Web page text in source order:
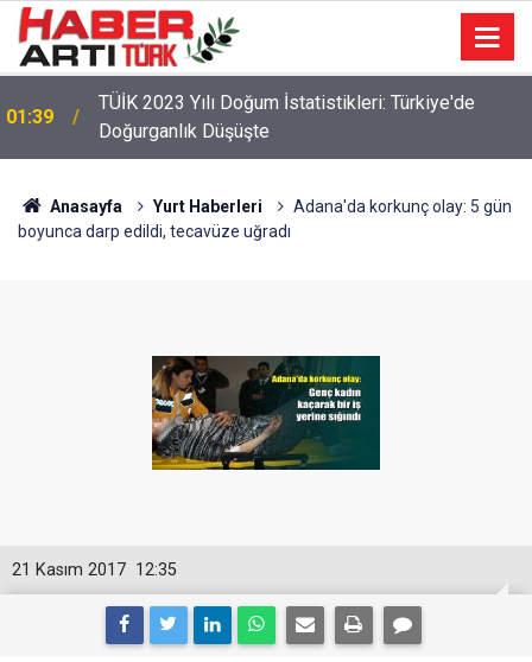
TÜİK 2023 Yılı Doğum İstatistikleri: Türkiye'de
Doğurganlık Düşüşte
22:47 16 Maddelik Maden Kanunu Teklif Kabul Edildi
Anasayfa Yurt Haberleri
Adana'da korkunç olay: 5 gün
boyunca darp edildi, tecavüze uğradı
12:35
21 Kasım 2017